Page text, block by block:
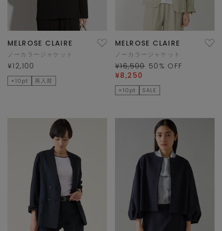
MELROSE CLAIRE
ノーカラージャケット
¥12,100
×10pt 再入荷
MELROSE CLAIRE
ノーカラージャケット
¥16,500 50 % OFF
¥8,250
×10pt SALE